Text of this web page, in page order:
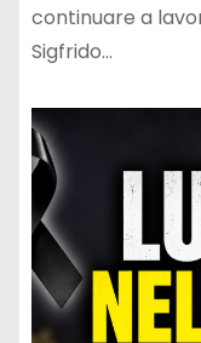
continuare a
Sigfrido…